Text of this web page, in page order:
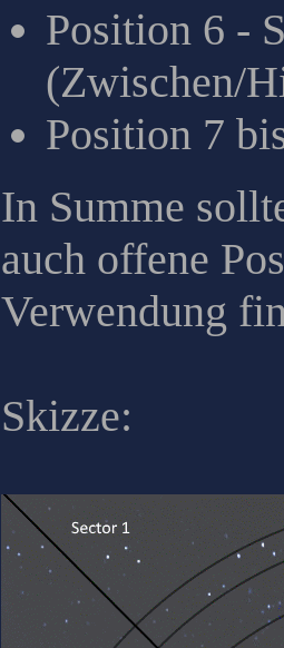
Position 6 -
(Zwischen/
Position 7
In Summe
auch offene
Verwendung
Skizze: